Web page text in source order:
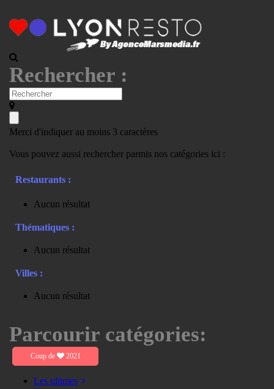
Rechercher :
Merci d'indiquer au moins 3 caractères
Vous pouvez aussi rechercher parmis nos catégories ici :
Restaurants :
Aucun résultat
Thématiques :
Aucun résultat
Villes :
Aucun résultat
Parcourir catégories:
Coup de 2021
Les ultimes